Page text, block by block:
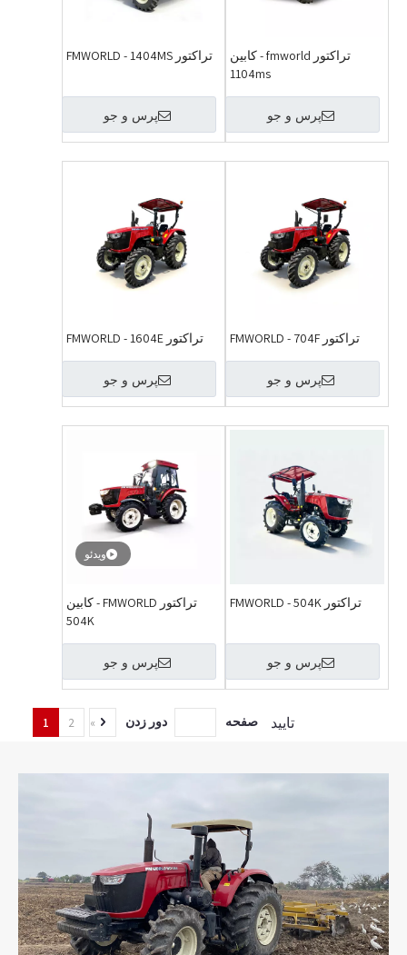
تراکتور fmworld - کابین
1104ms
پرس و جو
تراکتور FMWORLD - 1404MS
پرس و جو
تراکتور FMWORLD - 704F
پرس و جو
تراکتور FMWORLD - 1604E
پرس و جو
تراکتور FMWORLD - 504K
پرس و جو
ویدئو
تراکتور FMWORLD - کابین
504K
پرس و جو
1 2 » دور زدن صفحه تایید